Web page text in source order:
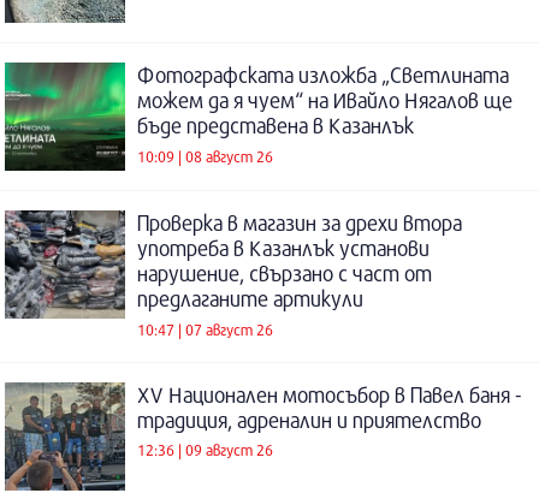
Фотографската изложба „Светлината
можем да я чуем“ на Ивайло Нягалов ще
бъде представена в Казанлък
10:09 | 08 август 26
Проверка в магазин за дрехи втора
употреба в Казанлък установи
нарушение, свързано с част от
предлаганите артикули
10:47 | 07 август 26
XV Национален мотосъбор в Павел баня -
традиция, адреналин и приятелство
12:36 | 09 август 26